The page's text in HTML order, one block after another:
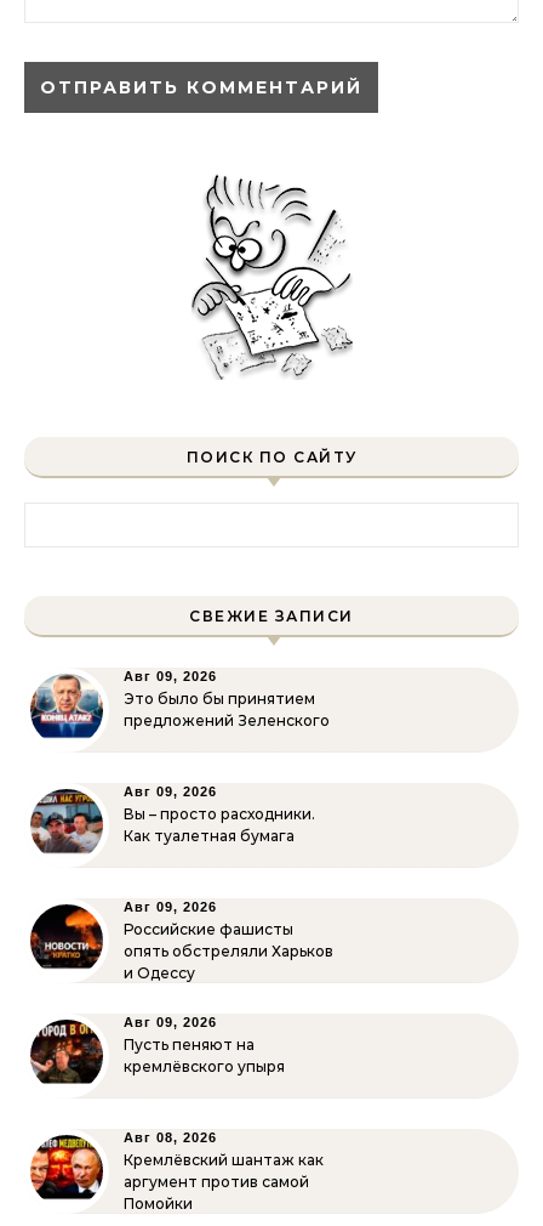
ПОИСК ПО САЙТУ
СВЕЖИЕ ЗАПИСИ
Авг 09, 2026
Это было бы принятием
предложений Зеленского
Авг 09, 2026
Вы – просто расходники.
Как туалетная бумага
Авг 09, 2026
Российские фашисты
опять обстреляли Харьков
и Одессу
Авг 09, 2026
Пусть пеняют на
кремлёвского упыря
Авг 08, 2026
Кремлёвский шантаж как
аргумент против самой
Помойки